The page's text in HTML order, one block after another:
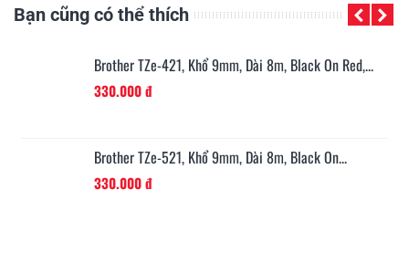
Bạn cũng có thể thích
Brother TZe-421, Khổ 9mm, Dài 8m, Black On Red,...
330.000 đ
Brother TZe-521, Khổ 9mm, Dài 8m, Black On...
330.000 đ